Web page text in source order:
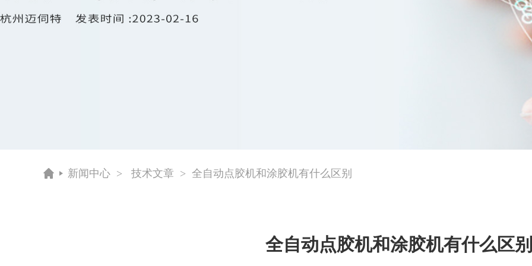
新闻中心 > 技术文章 > 全自动点胶机和涂胶机有什么区别
全自动点胶机和涂胶机有什么区别